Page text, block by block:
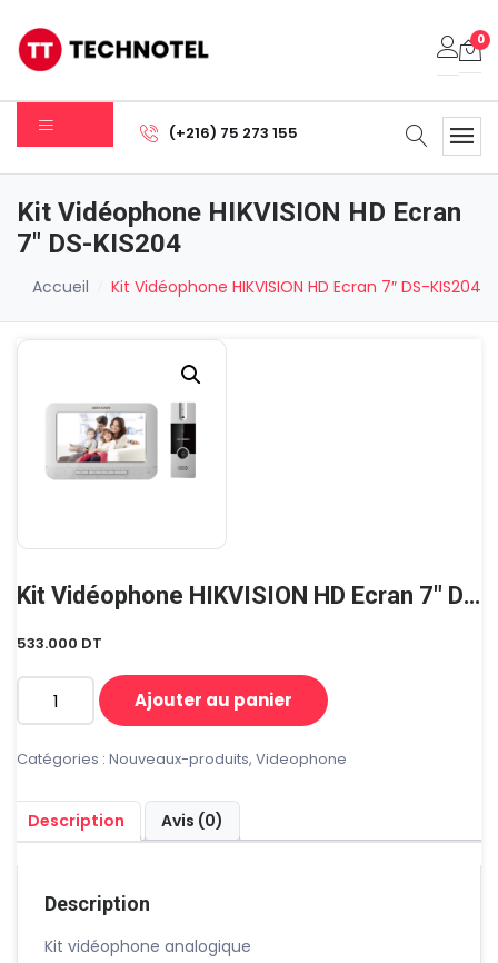
0
Votre panier est vide.
Sous-total: 0.000DT
Voir Le Panier Commander
(+216) 75 273 155
Kit Vidéophone HIKVISION HD Ecran
7″ DS-KIS204
Accueil Kit Vidéophone HIKVISION HD Ecran 7″ DS-KIS204
Kit Vidéophone HIKVISION HD Ecran 7″ DS-KIS204
533.000 DT
quantité
Kit
HIKVISION
HD
Ecran
Ajouter au panier
Catégories : Nouveaux-produits, Videophone
Description Avis (0)
Description
Kit vidéophone analogique